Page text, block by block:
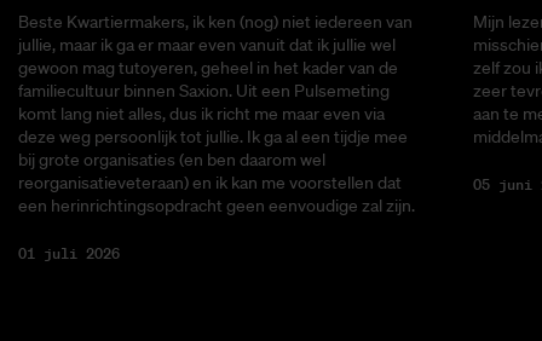
Beste Kwartiermakers, ik ken (nog) niet iedereen van
jullie, maar ik ga er maar even vanuit dat ik jullie wel
gewoon mag tutoyeren, geheel in het kader van de
familiecultuur binnen Saxion. Uit een Pulsemeting
komt lang niet alles, dus ik richt me maar even via
deze weg persoonlijk tot jullie. Ik ga al een tijdje mee
bij grote organisaties (en ben daarom wel
reorganisatieveteraan) en ik kan me voorstellen dat
een herinrichtingsopdracht geen eenvoudige zal zijn.
01 juli 2026
Mijn
zelf zou
zeer
aan te
05 juni